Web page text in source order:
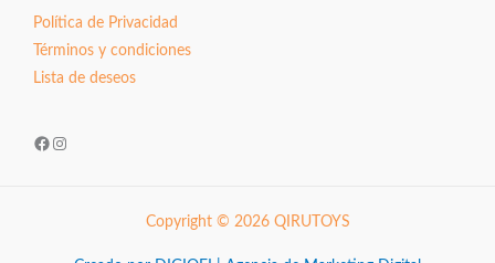
Política de Privacidad
Términos y condiciones
Lista de deseos
Facebook
Instagram
Copyright © 2026 QIRUTOYS